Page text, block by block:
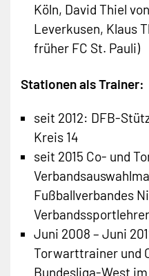
Torwarttraining
Wir suchen Spieler
FAQ zum Jugendfußball
U7/U9-Juniorinnen
Torwarttraining
Jugenschutzkonzept (PDF)
FAQ zum Jugendfußball
Köln, David Thiel
Leverkusen, Klaus
früher FC St. Pauli)
Stationen als Trainer:
seit 2012: DFB-
Kreis 14
seit 2015 Co- und
Fußballverbandes
Juni 2008 – Juni
Torwarttrainer und
Bundesliga-West im